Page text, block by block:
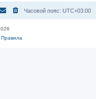
Часовой пояс: UTC+03:00
Правила